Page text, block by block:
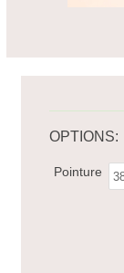
OPTIONS:
Pointure